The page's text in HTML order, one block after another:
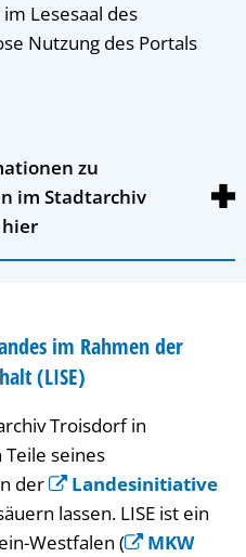
Lesesaal des
Nutzung des Portals
zu
im Stadtarchiv
im Rahmen der
(LISE)
Troisdorf in
seines
der
Landesinitiative
lassen. LISE ist ein
Westfalen (
MKW